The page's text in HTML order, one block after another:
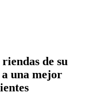
de su
una mejor